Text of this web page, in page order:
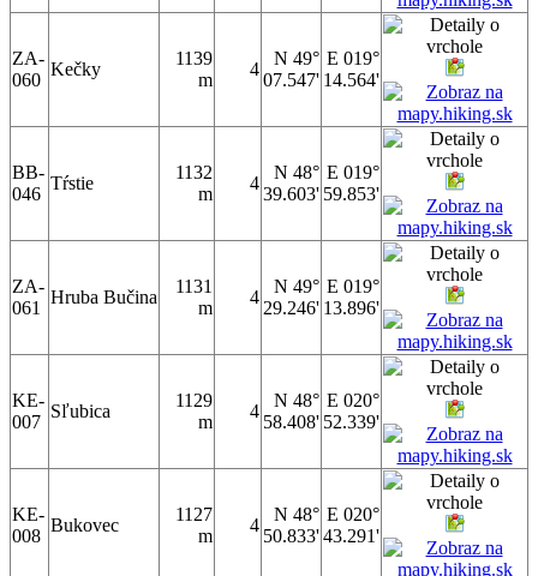
ZA-
060
Kečky
1139
m
4
N 49°
07.547'
E 019°
14.564'
BB-
046
Tŕstie
1132
m
4
N 48°
39.603'
E 019°
59.853'
ZA-
061
Hruba Bučina
1131
m
4
N 49°
29.246'
E 019°
13.896'
KE-
007
Sľubica
1129
m
4
N 48°
58.408'
E 020°
52.339'
KE-
008
Bukovec
1127
m
4
N 48°
50.833'
E 020°
43.291'